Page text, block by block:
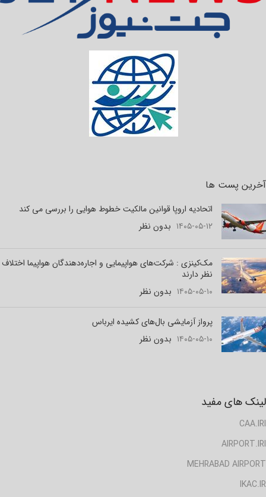
آخرین پست ها
اتحادیه اروپا قوانین مالکیت خطوط هوایی را بررسی می کند
۱۴۰۵-۰۵-۱۲ بدون نظر
مک‌کینزی : شرکت‌های هواپیمایی و اجاره‌دهندگان هواپیما اختلاف
نظر دارند
۱۴۰۵-۰۵-۱۰ بدون نظر
پرواز آزمایشی بال‌های کشیده ایرباس
۱۴۰۵-۰۵-۱۰ بدون نظر
لینک های مفید
CAA.IRI
AIRPORT.IRI
MEHRABAD AIRPORT
IKAC.IR